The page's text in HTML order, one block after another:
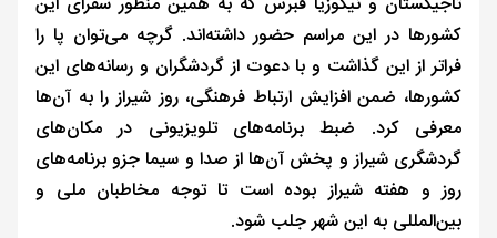
کشورها در این مراسم حضور داشته‌اند. گرچه می‌توان پا را
فراتر از این گذاشت و با دعوت از گردشگران و رسانه‌های این
کشورها، ضمن افزایش ارتباط فرهنگی، روز شیراز را به آن‌ها
معرفی کرد. ضبط برنامه‌های تلویزیونی در مکان‌های
گردشگری شیراز و پخش آن‌ها از صدا و سیما جزو برنامه‌های
روز و هفته شیراز بوده است تا توجه مخاطبان ملی و
بین‌المللی به این شهر جلب شود.